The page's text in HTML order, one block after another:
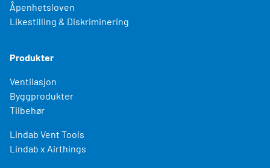
Åpenhetsloven
Likestilling & Diskriminering
Produkter
Ventilasjon
Byggprodukter
Tilbehør
Lindab Vent Tools
Lindab x Airthings